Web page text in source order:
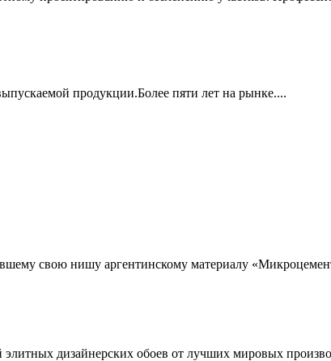
продукции.Более пяти лет на рынке....
свою нишу аргентинскому материалу
элитных дизайнерских обоев от лучших мировых